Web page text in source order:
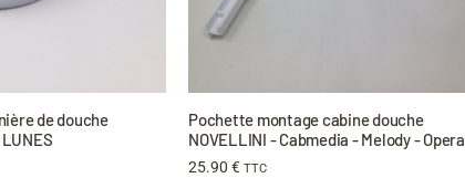
de douche
Pochette montage cabine douche
NOVELLINI - Cabmedia - Melody - Opera
25.90 € TTC